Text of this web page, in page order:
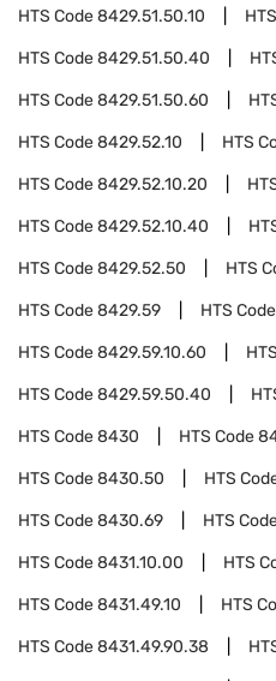
HTS Code8429.51.50.10
HTS Code8429.51.50.40
HTS Code8429.51.50.60
HTS Code8429.52.10 HTS
HTS Code8429.52.10.20
HTS Code8429.52.10.40
HTS Code8429.52.50 HTS
HTS Code8429.59 HTS Code
HTS Code8429.59.10.60
HTS Code8429.59.50.40
HTS Code8430 HTS Code
HTS Code8430.50 HTS
HTS Code8430.69 HTS
HTS Code8431.10.00 HTS
HTS Code8431.49.10 HTS
HTS Code8431.49.90.38